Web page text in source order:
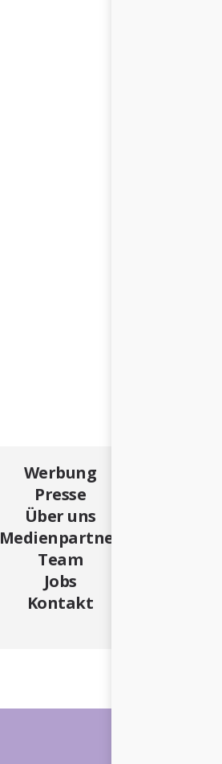
Werbung
Presse
Über uns
Medienpartner
Team
Jobs
Kontakt